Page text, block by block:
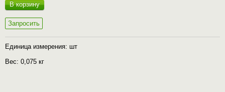
В корзину
Запросить
Единица измерения: шт
Вес: 0,075 кг